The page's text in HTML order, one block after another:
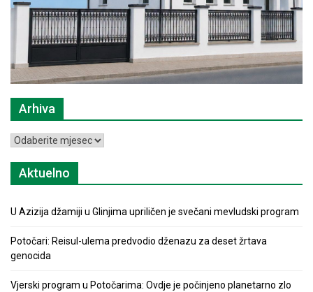
Arhiva
Arhiva
Aktuelno
U Azizija džamiji u Glinjima upriličen je svečani mevludski program
Potočari: Reisul-ulema predvodio dženazu za deset žrtava
genocida
Vjerski program u Potočarima: Ovdje je počinjeno planetarno zlo